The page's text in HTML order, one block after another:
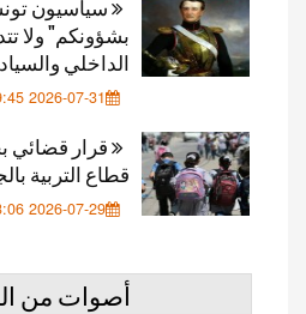
سياسيون
بشؤونكم" ولا
الداخلي
2026-07-31 00:59:45
قرار قضائي
قطاع التربية
2026-07-29 00:23:06
أصوات من